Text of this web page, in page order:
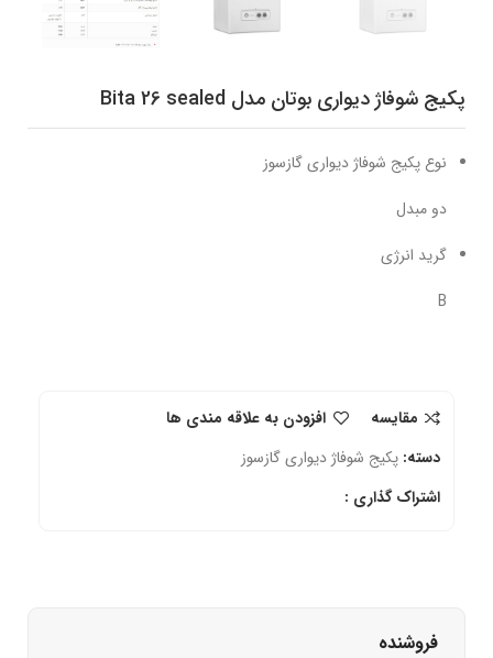
پکیج شوفاژ دیواری بوتان مدل Bita 26 sealed
نوع پکیج شوفاژ دیواری گازسوز
دو مبدل
گرید انرژی
B
مقایسه
افزودن به علاقه مندی ها
دسته: پکیج شوفاژ دیواری گازسوز
اشتراک گذاری :
فروشنده